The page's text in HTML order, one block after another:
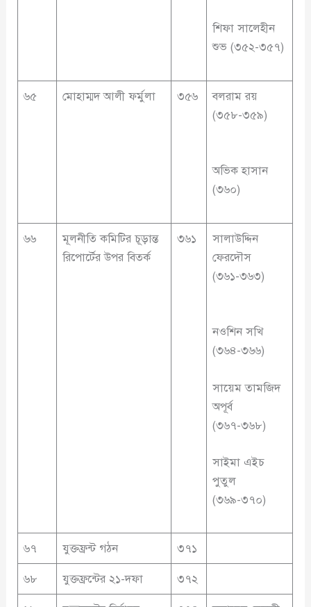
শিফা সালেহীন
শুভ (৩৫২-৩৫৭)
৬৫ মোহাম্মদ আলী ফর্মুলা ৩৫৬
বলরাম রয়
(৩৫৮-৩৫৯)
অভিক হাসান
(৩৬০)
৬৬
মূলনীতি কমিটির চূড়ান্ত
রিপোর্টের উপর বিতর্ক
৩৬১
সালাউদ্দিন
ফেরদৌস
(৩৬১-৩৬৩)
নওশিন সখি
(৩৬৪-৩৬৬)
সায়েম তামজিদ
অপূর্ব
(৩৬৭-৩৬৮)
সাইমা এইচ
পুতুল
(৩৬৯-৩৭০)
৬৭ যুক্তফ্রন্ট গঠন ৩৭১
৬৮ যুক্তফ্রন্টের ২১-দফা ৩৭২